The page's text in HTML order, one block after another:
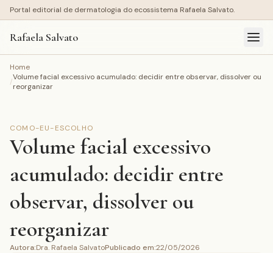
Portal editorial de dermatologia do ecossistema Rafaela Salvato.
Rafaela Salvato
Home
/Volume facial excessivo acumulado: decidir entre observar, dissolver ou
reorganizar
COMO-EU-ESCOLHO
Volume facial excessivo
acumulado: decidir entre
observar, dissolver ou
reorganizar
Autora:Dra. Rafaela SalvatoPublicado em:22/05/2026